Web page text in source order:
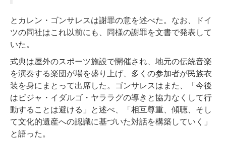
とカレン・ゴンサレスは謝罪の意を述べた。なお、ドイ
ツの同社はこれ以前にも、同様の謝罪を文書で発表して
いた。
式典は屋外のスポーツ施設で開催され、地元の伝統音楽
を演奏する楽団が場を盛り上げ、多くの参加者が民族衣
装を身にまとって出席した。ゴンサレスはまた、「今後
はビジャ・イダルゴ・ヤララグの導きと協力なくして行
動することは避ける」と述べ、「相互尊重、傾聴、そし
て文化的遺産への認識に基づいた対話を構築していく」
と語った。